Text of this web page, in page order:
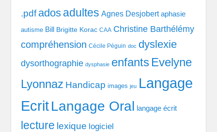
.pdf ados adultes Agnes Desjobert aphasie
autisme Bill Brigitte Korac CAA Christine Barthélémy
compréhension Cécile Péguin doc dyslexie
dysorthographie dysphasie enfants Evelyne
Lyonnaz Handicap images jeu Langage
EcritLangage Oral langage écrit
lecture lexique logiciel